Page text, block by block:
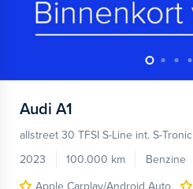
Audi A1
allstreet 30 TFSI S-Line int. S-Tronic
2023
100.000 km Benzine
Apple Carplay/Android Auto